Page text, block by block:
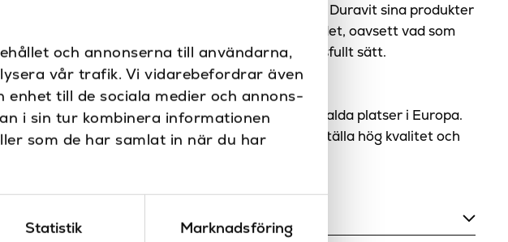
och annonserna till användarna,
vår trafik. Vi vidarebefordrar även
till de sociala medier och annons-
i sin tur kombinera informationen
som de har samlat in när du har
Statistik Marknadsföring
Beläget i de tyska Schwarzwaldskogarna, tillverkar Duravit sina produkter
med hänsyn till miljöpåverkan och säkerställer att det, oavsett vad som
tillverkar, använder naturresurserna på ett ansvarsfullt sätt.
Sanova – Design & kvalitet för dig!
Sanova är distributör för varumärken från olika utvalda platser i Europa.
Våra produkter är noga utvalda för att alltid säkerställa hög kvalitet och
Specifikationer